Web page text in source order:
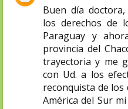
Buen día
los derechos de
Paraguay y
provincia del
trayectoria y me
con Ud. a los
reconquista de los
América del Sur